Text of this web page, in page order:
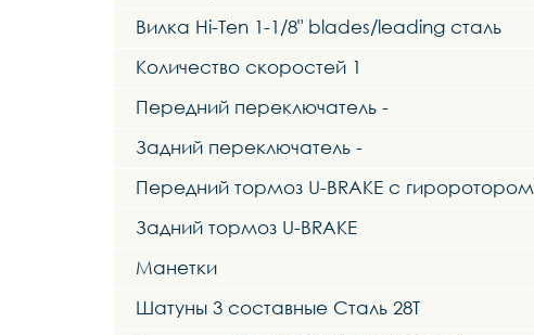
Вилка Hi-Ten 1-1/8" blades/leading сталь
Количество скоростей 1
Передний переключатель -
Задний переключатель -
Передний тормоз U-BRAKE с гироротором
Задний тормоз U-BRAKE
Манетки
Шатуны 3 составные Сталь 28T